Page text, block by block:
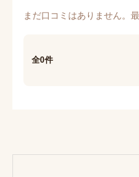
まだ口コミはありません。
全0件